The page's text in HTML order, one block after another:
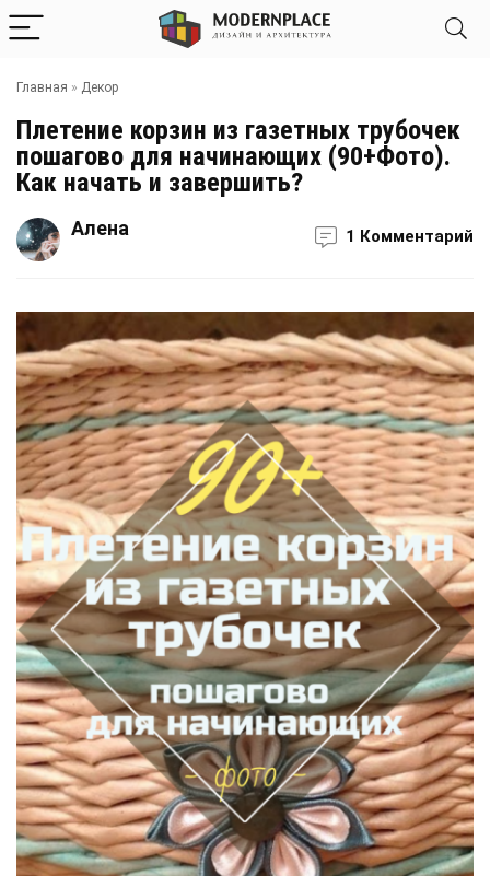
Главная » Декор
Плетение корзин из газетных трубочек
пошагово для начинающих (90+Фото).
Как начать и завершить?
Алена 1 Комментарий